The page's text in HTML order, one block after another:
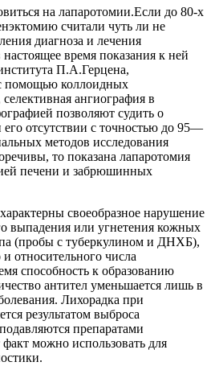
на лапаротомии.Если до 80-х
считали чуть ли не
диагноза и лечения
время показания к ней
П.А.Герцена,
помощью коллоидных
ангиография в
позволяют судить о
отсутствии с точностью до 95—
методов исследования
то показана лапаротомия
печени и забрюшинных
своеобразное нарушение
выпадения или угнетения кожных
(пробы с туберкулином и ДНХБ),
относительного числа
способность к образованию
антител уменьшается лишь в
Лихорадка при
результатом выброса
препаратами
можно использовать для